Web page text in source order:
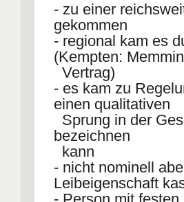
- zu einer
gekommen
- regional kam es
(Kempten:
Vertrag)
- es kam zu
einen qualitativen
Sprung in der
bezeichnen
kann
- nicht nominell
Leibeigenschaft